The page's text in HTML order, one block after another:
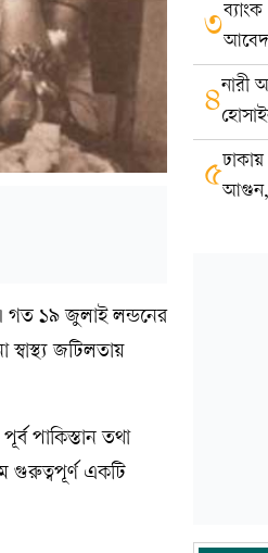
গত ১৯ জুলাই লন্ডনের
জটিলতায়
পাকিস্তান তথা
গুরুত্বপূর্ণ একটি
৩
৪নারী
নোটিশ
৫আগুন,